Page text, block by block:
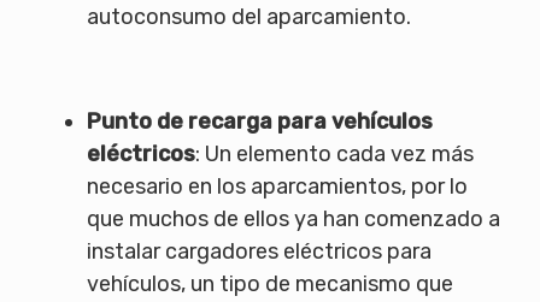
autoconsumo del aparcamiento.
Punto de recarga para vehículos
eléctricos: Un elemento cada vez más
necesario en los aparcamientos, por lo
que muchos de ellos ya han comenzado a
instalar cargadores eléctricos para
vehículos, un tipo de mecanismo que